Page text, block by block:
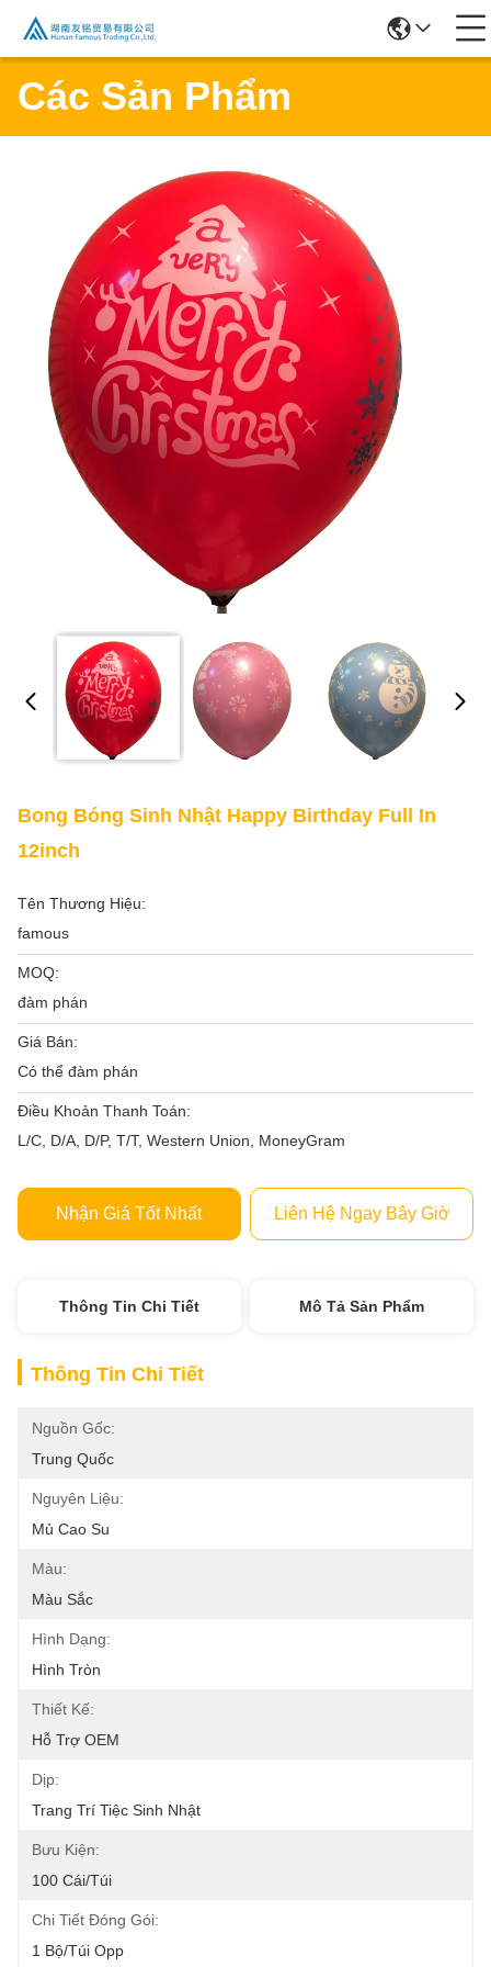
Các Sản Phẩm
Bong Bóng Sinh Nhật Happy Birthday Full In
12inch
Tên Thương Hiệu:
famous
MOQ:
đàm phán
Giá Bán:
Có thể đàm phán
Điều Khoản Thanh Toán:
L/C, D/A, D/P, T/T, Western Union, MoneyGram
Nhận Giá Tốt Nhất Liên Hệ Ngay Bây Giờ
Thông Tin Chi Tiết Mô Tả Sản Phẩm
Thông Tin Chi Tiết
Nguồn Gốc:
Trung Quốc
Nguyên Liệu:
Mủ Cao Su
Màu:
Màu Sắc
Hình Dạng:
Hình Tròn
Thiết Kế:
Hỗ Trợ OEM
Dịp:
Trang Trí Tiệc Sinh Nhật
Bưu Kiện:
100 Cái/túi
Chi Tiết Đóng Gói:
1 Bộ/túi Opp